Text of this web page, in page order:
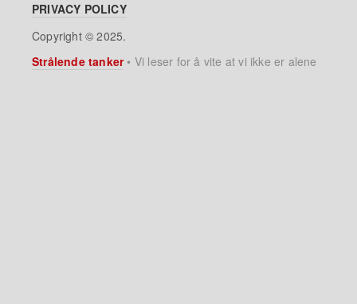
PRIVACY POLICY
Copyright © 2025.
Strålende tanker• Vi leser for å vite at vi ikke er alene